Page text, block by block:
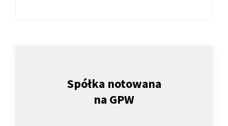
Spółka notowana
na GPW